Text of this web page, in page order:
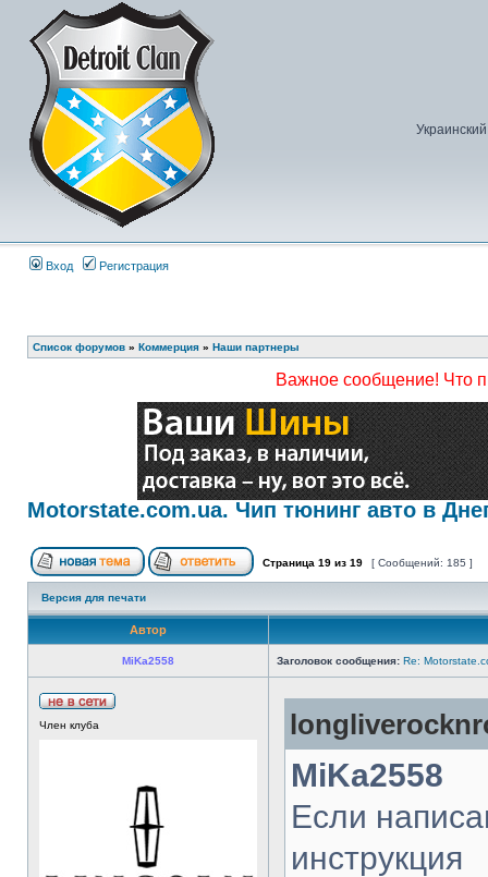
Вход Регистрация
Список форумов » Коммерция » Наши партнеры
Важное сообщение! Что
Motorstate.com.ua. Чип тюнинг авто в
Страница 19 из 19 [ Сообщений: 185 ]
Версия для печати
Автор
MiKa2558 Заголовок сообщения: Re:
Член клуба
MiKa2558
Если
инструкция